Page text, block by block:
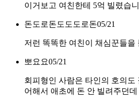
이거보고 여친한테 5억 빌렸습
돈도로돈도도도로돈05/21
저런 똑똑한 여친이 채심꾼들을
뽀요요05/21
회피형인 사람은 타인의 호의도
어해서 애초에 돈 안 빌려주던데